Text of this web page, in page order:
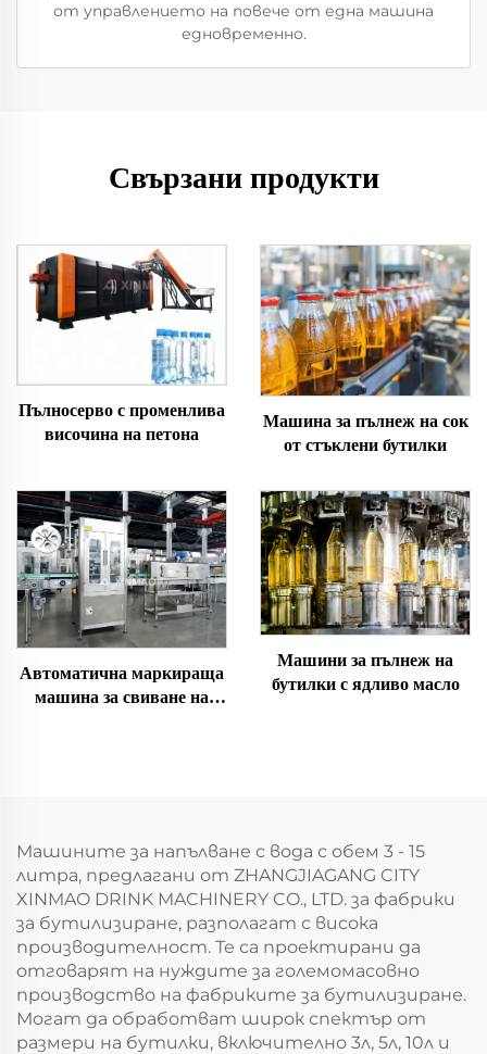
от управлението на повече от една машина
едновременно.
Свързани продукти
Пълносерво с променлива
височина на петона
Машина за пълнеж на сок
от стъклени бутилки
Автоматична маркираща
машина за свиване на
Машини за пълнеж на
бутилки с ядливо масло
Машините за напълване с вода с обем 3 - 15
литра, предлагани от ZHANGJIAGANG CITY
XINMAO DRINK MACHINERY CO., LTD. за фабрики
за бутилизиране, разполагат с висока
производителност. Те са проектирани да
отговарят на нуждите за големомасовно
производство на фабриките за бутилизиране.
Могат да обработват широк спектър от
размери на бутилки, включително 3л, 5л, 10л и